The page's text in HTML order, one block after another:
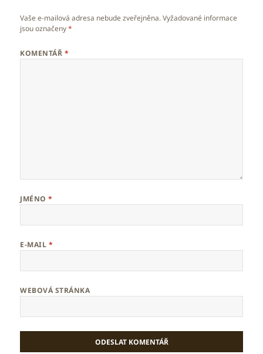
Vaše e-mailová adresa nebude zveřejněna. Vyžadované informace
jsou označeny*
KOMENTÁŘ *
JMÉNO*
E-MAIL *
WEBOVÁ STRÁNKA